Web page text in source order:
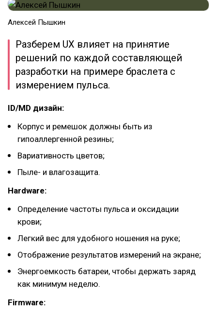
Алексей Пышкин
Разберем UX влияет на принятие
решений по каждой составляющей
разработки на примере браслета с
измерением пульса.
ID/MD дизайн:
Корпус и ремешок должны быть из
гипоаллергенной резины;
Вариативность цветов;
Пыле- и влагозащита.
Hardware:
Определение частоты пульса и оксидации
крови;
Легкий вес для удобного ношения на руке;
Отображение результатов измерений на экране;
Энергоемкость батареи, чтобы держать заряд
как минимум неделю.
Firmware: